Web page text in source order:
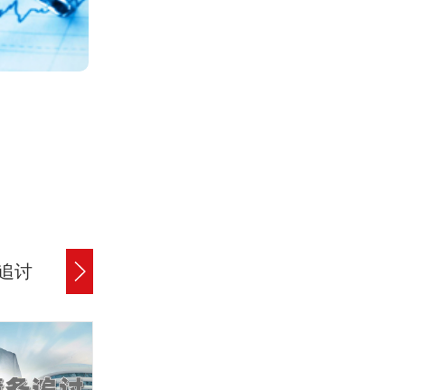
讨 公司货款追讨